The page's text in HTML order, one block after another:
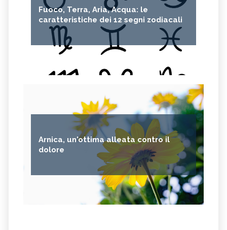
Fuoco, Terra, Aria, Acqua: le
caratteristiche dei 12 segni zodiacali
Arnica, un'ottima alleata contro il
dolore